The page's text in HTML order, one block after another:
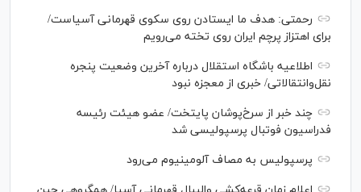
رحمتی: هدف ما ایستادن روی سکوی قهرمانی آسیاست/
برای اهتزاز پرچم ایران روی تخته می‌رویم
اطلاعیه باشگاه استقلال درباره آخرین وضعیت پنجره
نقل‌وانتقالاتی/ خبری از معجزه نبود
چند خبر از سرخ‌پوشان پایتخت/ عضو هیئت رئیسه
فدراسیون فوتبال پرسپولیسی شد
پرسپولیس به مصاف آلومینیوم می‌رود